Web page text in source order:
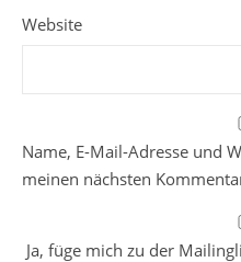
Website
Name, E-Mail-Adresse und
meinen nächsten
Ja, füge mich zu der